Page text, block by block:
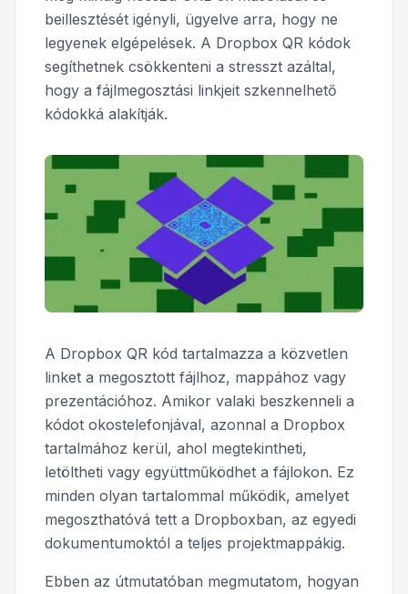
beillesztését igényli, ügyelve arra, hogy ne
legyenek elgépelések. A Dropbox QR kódok
segíthetnek csökkenteni a stresszt azáltal,
hogy a fájlmegosztási linkjeit szkennelhető
kódokká alakítják.
A Dropbox QR kód tartalmazza a közvetlen
linket a megosztott fájlhoz, mappához vagy
prezentációhoz. Amikor valaki beszkenneli a
kódot okostelefonjával, azonnal a Dropbox
tartalmához kerül, ahol megtekintheti,
letöltheti vagy együttműködhet a fájlokon. Ez
minden olyan tartalommal működik, amelyet
megoszthatóvá tett a Dropboxban, az egyedi
dokumentumoktól a teljes projektmappákig.
Ebben az útmutatóban megmutatom, hogyan